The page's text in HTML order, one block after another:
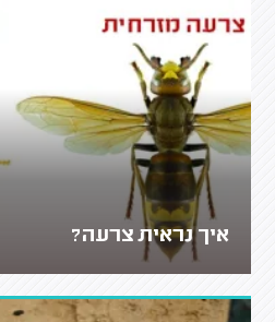
איך נראית צרעה?